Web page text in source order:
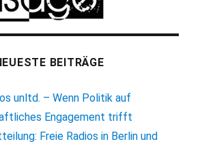
BEITRÄGE
unltd. – Wenn Politik auf
Engagement trifft
Freie Radios in Berlin und